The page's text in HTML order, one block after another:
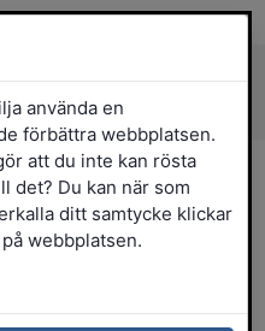
tegelröda
mitt
använda en
förbättra webbplatsen.
att du inte kan rösta
det? Du kan när som
ditt samtycke klickar
webbplatsen.